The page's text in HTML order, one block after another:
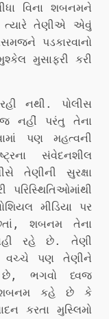
વિના શબનમને
ત્યારે તેણીએ એવું
પડકારવાનો
મુસાફરી કરી
રહી નથી. પોલીસ
જ નહીં પરંતુ તેના
પણ મહત્વની
સંવેદનશીલ
તેણીની સુરક્ષા
મીડિયા પર
શબનમ તેના
રહે છે. તેણી
વચ્ચે પણ તેણીને
છે, ભગવો ધ્વજ
કહે છે કે
કરતા મુસ્લિમો